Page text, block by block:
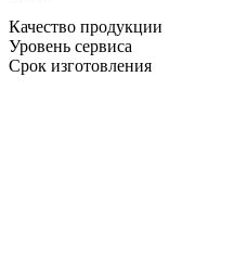
Качество продукции
Уровень сервиса
Срок изготовления